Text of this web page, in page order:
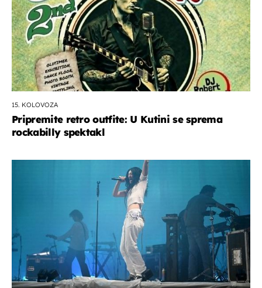
15. KOLOVOZA
Pripremite retro outfite: U Kutini se sprema
rockabilly spektakl